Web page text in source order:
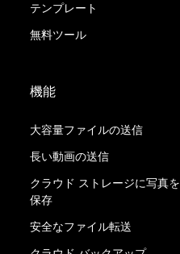
テンプレート
無料ツール
機能
大容量ファイルの送信
長い動画の送信
クラウド ストレージに写真を
保存
安全なファイル転送